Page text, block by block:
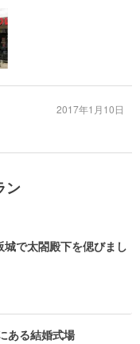
2017年1月10日
ン
で太閤殿下を偲びまし
ある結婚式場